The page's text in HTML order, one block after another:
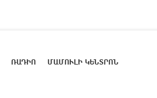
ՌԱԴԻՈ ՄԱՄՈՒԼԻ ԿԵՆՏՐՈՆ